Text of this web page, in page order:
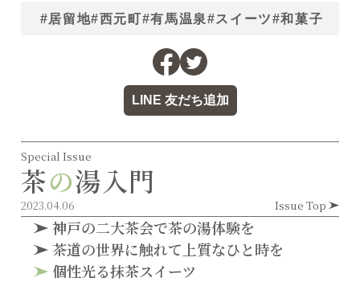
#居留地#西元町#有馬温泉#スイーツ#和菓子
LINE 友だち追加
Special Issue
茶の湯入門
2023.04.06 Issue Top
神戸の二大茶会で茶の湯体験を
茶道の世界に触れて上質なひと時を
個性光る抹茶スイーツ